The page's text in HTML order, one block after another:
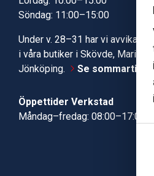
Söndag: 11:00–15:00
Under v. 28–31 har vi
i våra butiker i Skövde,
Jönköping.
Se
Öppettider Verkstad
Måndag–fredag: 08:00–17:00